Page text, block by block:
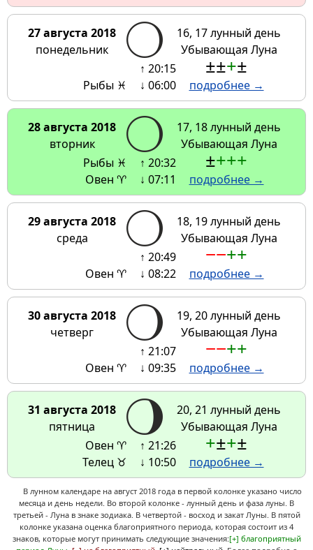
27 августа 2018
понедельник
16, 17 лунный день
Убывающая Луна
Рыбы ♓
↑ 20:15
↓ 06:00
±±+±
подробнее →
28 августа 2018
вторник
17, 18 лунный день
Убывающая Луна
Рыбы ♓
Овен ♈
↑ 20:32
↓ 07:11
±+++
подробнее →
29 августа 2018
среда
18, 19 лунный день
Убывающая Луна
Овен ♈
↑ 20:49
↓ 08:22
−−++
подробнее →
30 августа 2018
четверг
19, 20 лунный день
Убывающая Луна
Овен ♈
↑ 21:07
↓ 09:35
−−++
подробнее →
31 августа 2018
пятница
20, 21 лунный день
Убывающая Луна
Овен ♈
Телец ♉
↑ 21:26
↓ 10:50
+±+±
подробнее →
В лунном календаре на август 2018 года в первой колонке указано число
месяца и день недели. Во второй колонке - лунный день и фаза луны. В
третьей - Луна в знаке зодиака. В четвертой - восход и закат Луны. В пятой
колонке указана оценка благоприятного периода, которая состоит из 4
знаков, которые могут принимать следующие значения:[+] благоприятный